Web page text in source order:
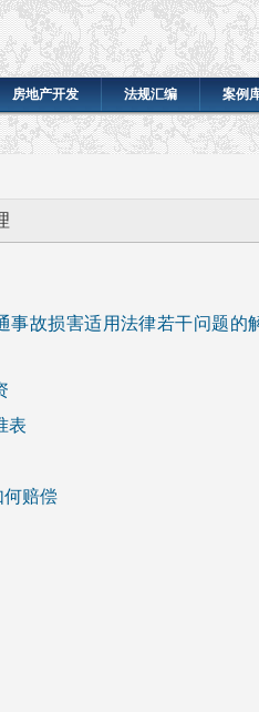
房地产开发 法规汇编 案例
事故损害适用法律若干问题的
表
何赔偿